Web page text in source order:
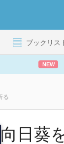
ブックリス
NEW
る
向日葵